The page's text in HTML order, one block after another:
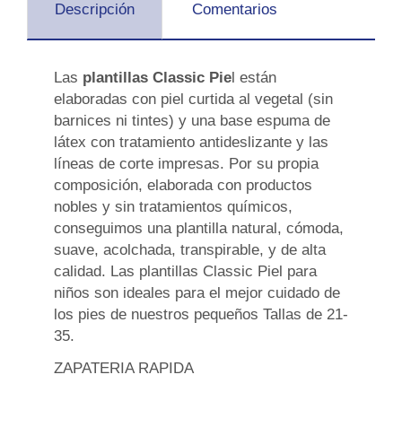
Descripción Comentarios
Las plantillas Classic Piel están
elaboradas con piel curtida al vegetal (sin
barnices ni tintes) y una base espuma de
látex con tratamiento antideslizante y las
líneas de corte impresas. Por su propia
composición, elaborada con productos
nobles y sin tratamientos químicos,
conseguimos una plantilla natural, cómoda,
suave, acolchada, transpirable, y de alta
calidad. Las plantillas Classic Piel para
niños son ideales para el mejor cuidado de
los pies de nuestros pequeños Tallas de 21-
35.
ZAPATERIA RAPIDA